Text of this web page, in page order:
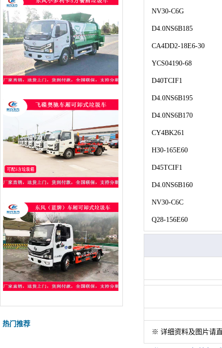
NV30-C6G
D4.0NS6B185
CA4DD2-18E6-30
YCS04190-68
D40TCIF1
D4.0NS6B195
D4.0NS6B170
CY4BK261
H30-165E60
D45TCIF1
D4.0NS6B160
NV30-C6C
Q28-156E60
※ 详细资料及图片请
热门推荐